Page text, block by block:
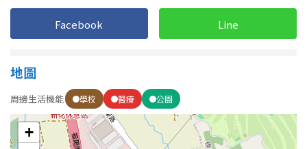
澎湖縣
花蓮縣
金門連江
坪
樓層
1樓 2樓
Facebook Line
地圖
周邊生活機能 學校 醫療 公園
+